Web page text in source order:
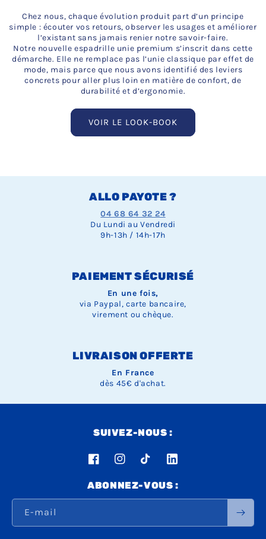
Chez nous, chaque évolution produit part d’un principe
simple : écouter vos retours, observer les usages et améliorer
l’existant sans jamais renier notre savoir-faire.
Notre nouvelle espadrille unie premium s’inscrit dans cette
démarche. Elle ne remplace pas l’unie classique par effet de
mode, mais parce que nous avons identifié des leviers
concrets pour aller plus loin en matière de confort, de
durabilité et d’ergonomie.
VOIR LE LOOK-BOOK
ALLO PAYOTE ?
04 68 64 32 24
Du Lundi au Vendredi
9h-13h / 14h-17h
PAIEMENT SÉCURISÉ
En une fois,
via Paypal, carte bancaire,
virement ou chèque.
LIVRAISON OFFERTE
En France
dès 45€ d'achat.
SUIVEZ-NOUS :
FacebookInstagramTikTok LinkedIn
ABONNEZ-VOUS :
E-mail